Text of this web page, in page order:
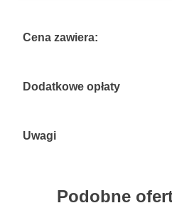
Cena zawiera:
Dodatkowe opłaty
Uwagi
Podobne